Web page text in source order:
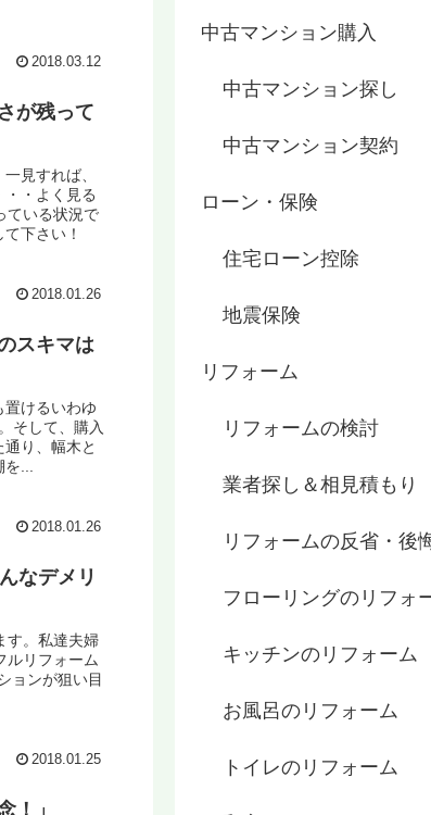
2018.03.12
が残って
見すれば、
・よく見る
ている状況で
下さい！
2018.01.26
スキマは
けるいわゆ
そして、購入
り、幅木と
を...
2018.01.26
なデメリ
す。私達夫婦
ルリフォーム
ョンが狙い目
2018.01.25
！」
中古マンション購入
中古マンション探し
中古マンション契約
ローン・保険
住宅ローン控除
地震保険
リフォーム
リフォームの検討
業者探し＆相見積もり
リフォームの反省・後
フローリングのリフォ
キッチンのリフォーム
お風呂のリフォーム
トイレのリフォーム